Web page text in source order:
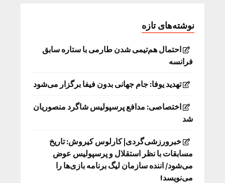
نوشته‌های تازه
احتمال هم‌تیمی شدن طارمی با ستاره سابق
فرانسه
تهدید یوفا: جام جهانی بدون فیفا برگزار می‌شود
اختصاصی: مدافع پرسپولیس شاگرد منصوریان
شد
خبرورزشی‌گردی| کارلوس کیروش: تاریخ
مسابقات با نظر استقلال و پرسپولیس عوض
می‌شود/ اننده سازمان لیگ برنامه بازی‌ها را
می‌نویسد!